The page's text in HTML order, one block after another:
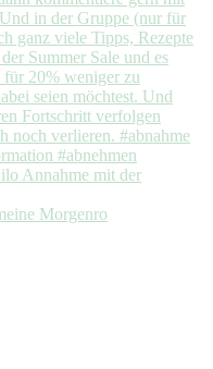
Morgenro